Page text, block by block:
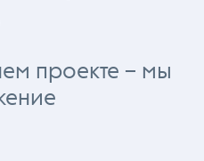
проекте – мы